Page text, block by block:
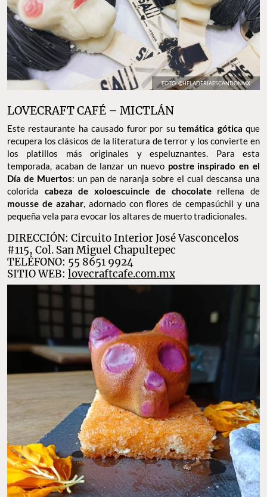
FOTO: @HELADERIAESCANDONMX
LOVECRAFT CAFÉ – MICTLÁN
Este restaurante ha causado furor por sutemática gótica que
recupera los clásicos de la literatura de terror y los convierte en
los platillos más originales y espeluznantes. Para esta
temporada, acaban de lanzar un nuevo postre inspirado en el
Día de Muertos: un pan de naranja sobre el cual descansa una
colorida cabeza de xoloescuincle de chocolaterellena de
mousse de azahar, adornado con flores de cempasúchil y una
pequeña vela para evocar los altares de muerto tradicionales.
DIRECCIÓN: Circuito Interior José Vasconcelos
#115, Col. San Miguel Chapultepec
TELÉFONO: 55 8651 9924
SITIO WEB: lovecraftcafe.com.mx